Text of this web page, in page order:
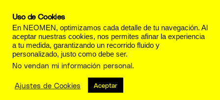
Uso de Cookies
En NEOMEN, optimizamos cada detalle de tu navegación. Al
aceptar nuestras cookies, nos permites afinar la experiencia
a tu medida, garantizando un recorrido fluido y
personalizado, justo como debe ser.
No vendan mi información personal.
Ajustes de Cookies Aceptar